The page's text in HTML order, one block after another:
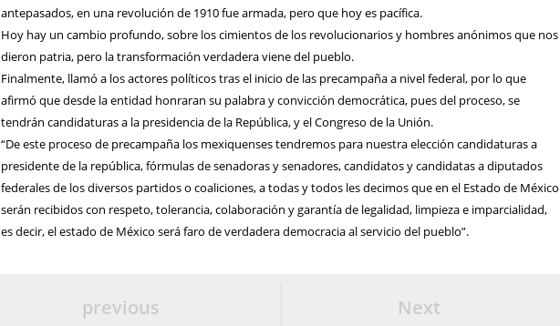
antepasados, en una revolución de 1910 fue armada, pero que hoy es pacífica.
Hoy hay un cambio profundo, sobre los cimientos de los revolucionarios y hombres anónimos que nos
dieron patria, pero la transformación verdadera viene del pueblo.
Finalmente, llamó a los actores políticos tras el inicio de las precampaña a nivel federal, por lo que
afirmó que desde la entidad honraran su palabra y convicción democrática, pues del proceso, se
tendrán candidaturas a la presidencia de la República, y el Congreso de la Unión.
“De este proceso de precampaña los mexiquenses tendremos para nuestra elección candidaturas a
presidente de la república, fórmulas de senadoras y senadores, candidatos y candidatas a diputados
federales de los diversos partidos o coaliciones, a todas y todos les decimos que en el Estado de México
serán recibidos con respeto, tolerancia, colaboración y garantía de legalidad, limpieza e imparcialidad,
es decir, el estado de México será faro de verdadera democracia al servicio del pueblo”.
Next
previous